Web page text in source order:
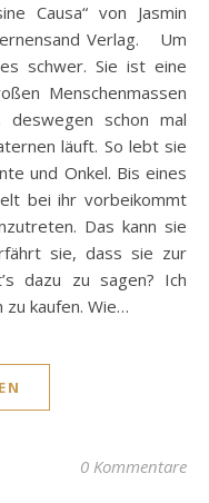
Verlag. Um
schwer. Sie ist eine
Menschenmassen
schon mal
läuft. So lebt sie
und Onkel. Bis eines
bei ihr vorbeikommt
Das kann sie
sie, dass sie zur
dazu zu sagen? Ich
kaufen. Wie…
0 Kommentare